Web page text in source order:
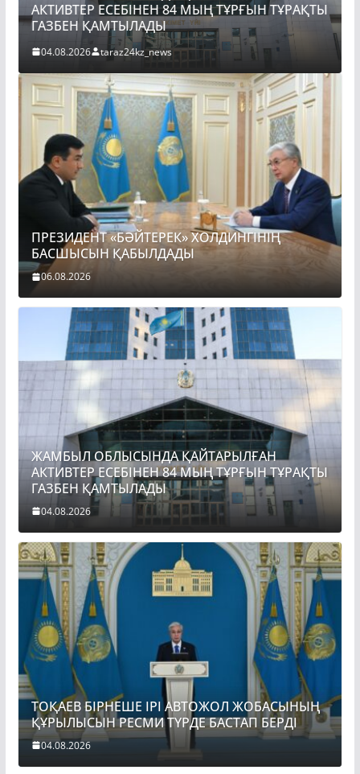
АКТИВТЕР ЕСЕБІНЕН 84 МЫҢ ТҰРҒЫН ТҰРАҚТЫ
ГАЗБЕН ҚАМТЫЛАДЫ
04.08.2026 taraz24kz_news
ПРЕЗИДЕНТ «БӘЙТЕРЕК» ХОЛДИНГІНІҢ
БАСШЫСЫН ҚАБЫЛДАДЫ
06.08.2026
ЖАМБЫЛ ОБЛЫСЫНДА ҚАЙТАРЫЛҒАН
АКТИВТЕР ЕСЕБІНЕН 84 МЫҢ ТҰРҒЫН ТҰРАҚТЫ
ГАЗБЕН ҚАМТЫЛАДЫ
04.08.2026
ТОҚАЕВ БІРНЕШЕ ІРІ АВТОЖОЛ ЖОБАСЫНЫҢ
ҚҰРЫЛЫСЫН РЕСМИ ТҮРДЕ БАСТАП БЕРДІ
04.08.2026